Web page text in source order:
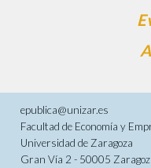
epublica@unizar.es
Facultad de Economía y
Universidad de Zaragoza
Gran Vía 2 - 50005